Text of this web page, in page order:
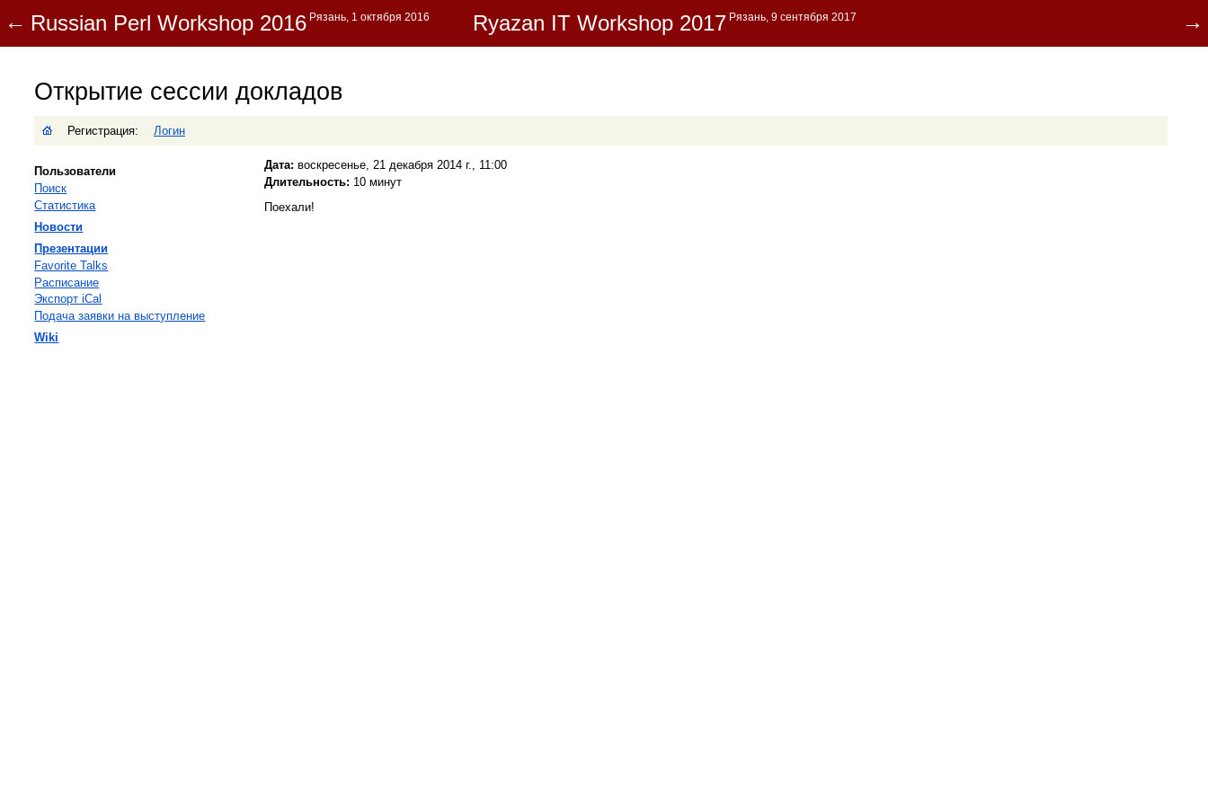
Открытие сессии докладов
Регистрация: Логин
Пользователи
Поиск
Статистика
Новости
Презентации
Favorite Talks
Расписание
Экспорт iCal
Подача заявки на выступление
Wiki
Дата: воскресенье, 21 декабря 2014 г., 11:00
Длительность: 10 минут
Поехали!